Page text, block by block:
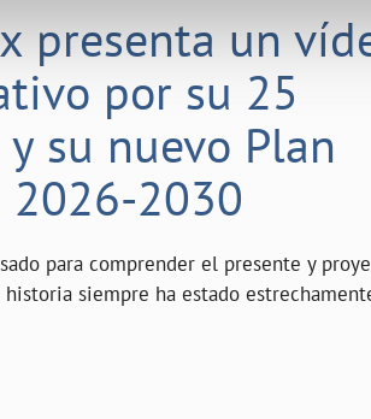
presenta un
por su 25
su nuevo Plan
2026-2030
para comprender el presente y
siempre ha estado